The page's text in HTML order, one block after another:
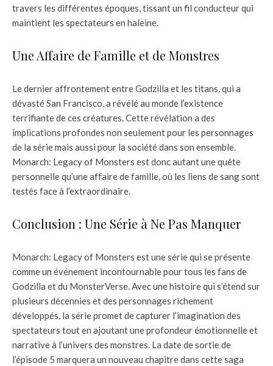
travers les différentes époques, tissant un fil conducteur qui
maintient les spectateurs en haleine.
Une Affaire de Famille et de Monstres
Le dernier affrontement entre Godzilla et les titans, qui a
dévasté San Francisco, a révélé au monde l’existence
terrifiante de ces créatures. Cette révélation a des
implications profondes non seulement pour les personnages
de la série mais aussi pour la société dans son ensemble.
Monarch: Legacy of Monsters est donc autant une quête
personnelle qu’une affaire de famille, où les liens de sang sont
testés face à l’extraordinaire.
Conclusion : Une Série à Ne Pas Manquer
Monarch: Legacy of Monsters est une série qui se présente
comme un événement incontournable pour tous les fans de
Godzilla et du MonsterVerse. Avec une histoire qui s’étend sur
plusieurs décennies et des personnages richement
développés, la série promet de capturer l’imagination des
spectateurs tout en ajoutant une profondeur émotionnelle et
narrative à l’univers des monstres. La date de sortie de
l’épisode 5 marquera un nouveau chapitre dans cette saga